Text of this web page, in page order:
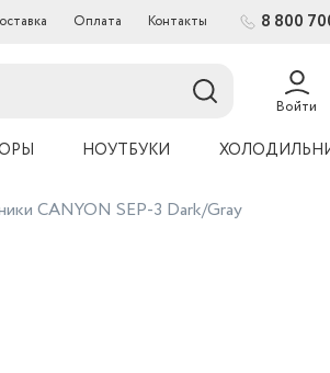
Оплата Контакты 8 800
Войти
НОУТБУКИ
CANYON SEP-3 Dark/Gray